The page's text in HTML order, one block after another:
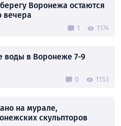
Воронежа остаются
вечера
1 1174
воды в Воронеже 7-9
0 1153
на мурале,
скульпторов